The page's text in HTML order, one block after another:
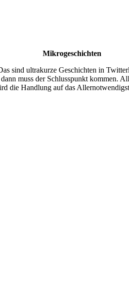
Mikrogeschichten
sind ultrakurze Geschichten in
muss der Schlusspunkt kommen.
die Handlung auf das